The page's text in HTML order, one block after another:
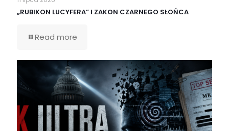
„RUBIKON LUCYFERA” I ZAKON CZARNEGO SŁOŃCA
Read more